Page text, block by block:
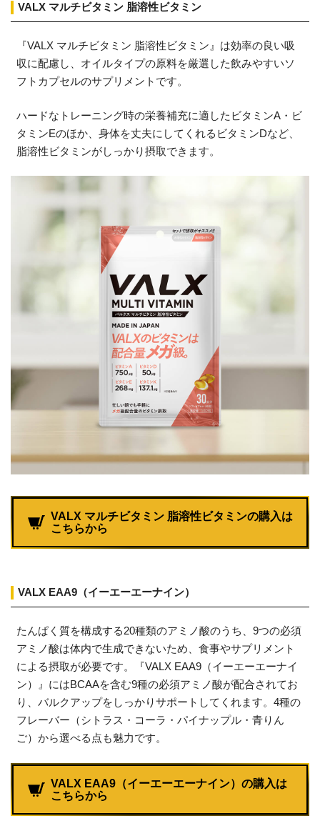
VALX マルチビタミン 脂溶性ビタミン
『VALX マルチビタミン 脂溶性ビタミン』は効率の良い吸
収に配慮し、オイルタイプの原料を厳選した飲みやすいソ
フトカプセルのサプリメントです。
ハードなトレーニング時の栄養補充に適したビタミンA・ビ
タミンEのほか、身体を丈夫にしてくれるビタミンDなど、
脂溶性ビタミンがしっかり摂取できます。
VALX マルチビタミン 脂溶性ビタミンの購入は
こちらから
VALX EAA9（イーエーエーナイン）
たんぱく質を構成する20種類のアミノ酸のうち、9つの必須
アミノ酸は体内で生成できないため、食事やサプリメント
による摂取が必要です。『VALX EAA9（イーエーエーナイ
ン）』にはBCAAを含む9種の必須アミノ酸が配合されてお
り、バルクアップをしっかりサポートしてくれます。4種の
フレーバー（シトラス・コーラ・パイナップル・青りん
ご）から選べる点も魅力です。
VALX EAA9（イーエーエーナイン）の購入は
こちらから